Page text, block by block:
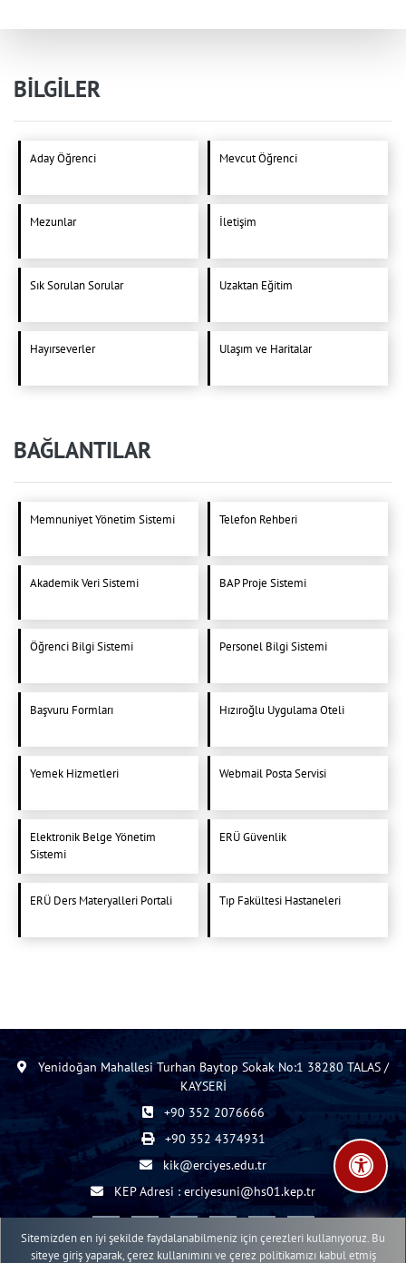
BİLGİLER
Aday Öğrenci Mevcut Öğrenci
Mezunlar İletişim
Sık Sorulan Sorular Uzaktan Eğitim
Hayırseverler Ulaşım ve Haritalar
BAĞLANTILAR
Memnuniyet Yönetim Sistemi Telefon Rehberi
Akademik Veri Sistemi BAP Proje Sistemi
Öğrenci Bilgi Sistemi Personel Bilgi Sistemi
Başvuru Formları Hızıroğlu Uygulama Oteli
Yemek Hizmetleri Webmail Posta Servisi
Elektronik Belge Yönetim
Sistemi
ERÜ Güvenlik
ERÜ Ders Materyalleri Portali Tıp Fakültesi Hastaneleri
Yenidoğan Mahallesi Turhan Baytop Sokak No:1 38280 TALAS /
KAYSERİ
+90 352 2076666
+90 352 4374931
kik@erciyes.edu.tr
KEP Adresi : erciyesuni@hs01.kep.tr
Sitemizden en iyi şekilde faydalanabilmeniz için çerezleri kullanıyoruz. Bu
siteye giriş yaparak, çerez kullanımını ve çerez politikamızı kabul etmiş